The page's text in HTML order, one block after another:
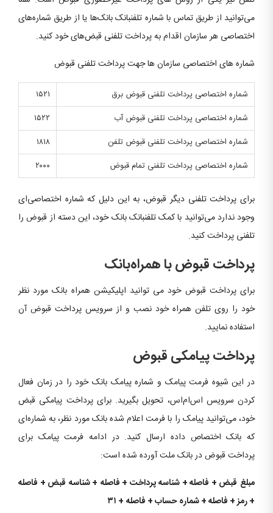
می‌توانید از طریق تماس با شماره تلفنبانک بانک‌ها یا از طریق شماره‌های
اختصاصی هر سازمان اقدام به پرداخت تلفنی قبض‌های خود کنید.
شماره های اختصاصی سازمان ها جهت پرداخت تلفنی قبوض
شماره اختصاصی پرداخت تلفنی قبوض برق
۱۵۲۱
شماره اختصاصی پرداخت تلفنی قبوض آب
۱۵۲۲
شماره اختصاصی پرداخت تلفنی قبوض تلفن
۱۸۱۸
شماره اختصاصی پرداخت تلفنی تمام قبوض
۲۰۰۰
برای پرداخت تلفنی دیگر قبوض، به این دلیل که شماره اختصاصی‌ای
وجود ندارد می‌توانید با کمک تلفنبانک بانک خود، این دسته از قبوض را
تلفنی پرداخت کنید.
پرداخت قبوض با همراه‌بانک
برای پرداخت قبوض خود می توانید اپلیکیشن همراه بانک مورد نظر
خود را روی تلفن همراه خود نصب و از سرویس پرداخت قبوض آن
استفاده نمایید.
پرداخت پیامکی قبوض
در این شیوه فرمت پیامک و شماره پیامک بانک خود را در زمان فعال
کردن سرویس اس‌ام‌اس، تحویل بگیرید. برای پرداخت پیامکی قبض
خود، می‌توانید پیامک را با فرمت اعلام شده بانک مورد نظر، به شماره‌ای
که بانک اختصاص داده ارسال ‌کنید. در ادامه فرمت پیامک برای
پرداخت قبوض در بانک ملت آورده شده است:
مبلغ قبض + فاصله + شناسهپرداخت + فاصله + شناسه قبض + فاصله
+ رمز + فاصله + شماره حساب + فاصله + ۳۱